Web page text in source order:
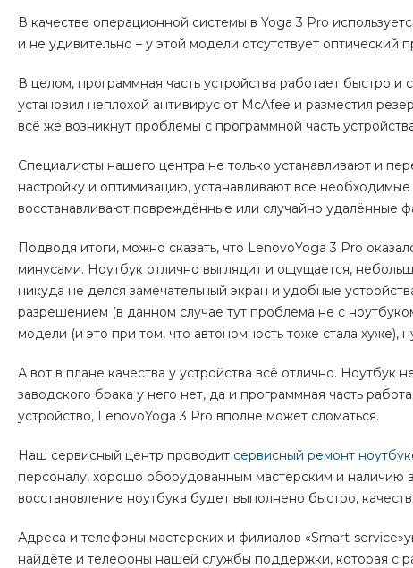
В качестве операционной системы в Yoga 3 Pro
и не удивительно – у этой модели отсутствует оптический
В целом, программная часть устройства работает быстро
установил неплохой антивирус от McAfee и разместил
всё же возникнут проблемы с программной часть
Специалисты нашего центра не только устанавливают и
настройку и оптимизацию, устанавливают все
восстанавливают повреждённые или случайно удалённые
Подводя итоги, можно сказать, что LenovoYoga 3 Pro
минусами. Ноутбук отлично выглядит и ощущается,
никуда не делся замечательный экран и удобные
разрешением (в данном случае тут проблема не с
модели (и это при том, что автономность тоже стала хуже),
А вот в плане качества у устройства всё отлично. Ноутбук
заводского брака у него нет, да и программная часть
устройство, LenovoYoga 3 Pro вполне может сломаться.
Наш сервисный центр проводит сервисный ремонт
персоналу, хорошо оборудованным мастерским и наличию
восстановление ноутбука будет выполнено быстро,
Адреса и телефоны мастерских и филиалов «Smart-
найдёте и телефоны нашей службы поддержки, которая с